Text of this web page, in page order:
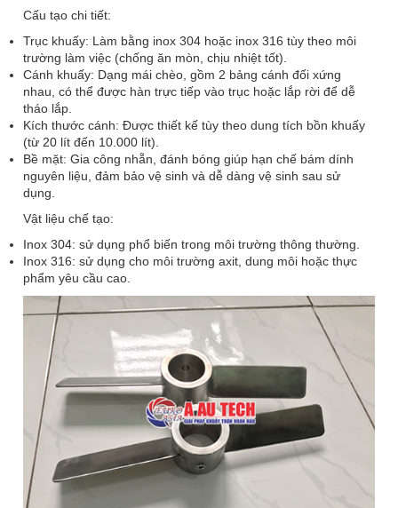
Cấu tạo chi tiết:
Trục khuấy: Làm bằng inox 304 hoặc inox 316 tùy theo môi
trường làm việc (chống ăn mòn, chịu nhiệt tốt).
Cánh khuấy: Dạng mái chèo, gồm 2 bảng cánh đối xứng
nhau, có thể được hàn trực tiếp vào trục hoặc lắp rời để dễ
tháo lắp.
Kích thước cánh: Được thiết kế tùy theo dung tích bồn khuấy
(từ 20 lít đến 10.000 lít).
Bề mặt: Gia công nhẵn, đánh bóng giúp hạn chế bám dính
nguyên liệu, đảm bảo vệ sinh và dễ dàng vệ sinh sau sử
dụng.
Vật liệu chế tạo:
Inox 304: sử dụng phổ biến trong môi trường thông thường.
Inox 316: sử dụng cho môi trường axit, dung môi hoặc thực
phẩm yêu cầu cao.